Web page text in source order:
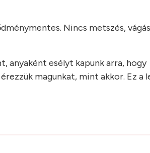
Nincs metszés,
anyaként esélyt kapunk arra, hogy
magunkat, mint akkor. Ez a